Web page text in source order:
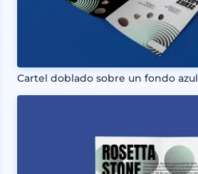
Cartel doblado sobre un fondo azul